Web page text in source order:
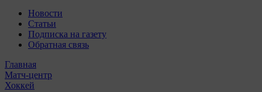
Новости
Статьи
Подписка на газету
Обратная связь
Главная
Матч-центр
Хоккей